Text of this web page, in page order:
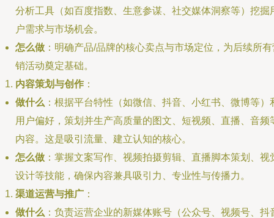
分析工具（如百度指数、生意参谋、社交媒体洞察等）挖掘
户需求与市场机会。
怎么做 ：明确产品/品牌的核心卖点与市场定位，为后续所
销活动奠定基础。
内容策划与创作 ：
做什么 ：根据平台特性（如微信、抖音、小红书、微博等）
用户偏好，策划并生产高质量的图文、短视频、直播、音频
内容。这是吸引流量、建立认知的核心。
怎么做 ：掌握文案写作、视频拍摄剪辑、直播脚本策划、视
设计等技能，确保内容兼具吸引力、专业性与传播力。
渠道运营与推广 ：
做什么 ：负责运营企业的新媒体账号（公众号、视频号、抖